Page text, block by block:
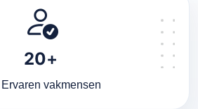
20+
Ervaren vakmensen